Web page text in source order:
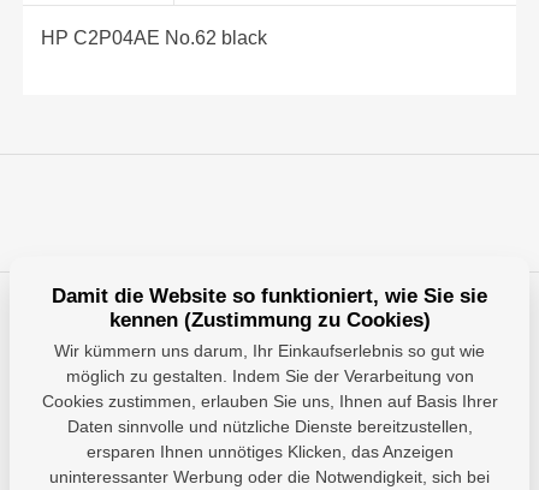
HP C2P04AE No.62 black
Haben Sie Fragen?
Wir geben Ihnen Antworten und helfen Ihnen, die am besten
geeignete Lösung zu finden.
info@damedis.cz
Damit die Website so funktioniert, wie Sie sie
kennen (Zustimmung zu Cookies)
Wir kümmern uns darum, Ihr Einkaufserlebnis so gut wie
möglich zu gestalten. Indem Sie der Verarbeitung von
Cookies zustimmen, erlauben Sie uns, Ihnen auf Basis Ihrer
Daten sinnvolle und nützliche Dienste bereitzustellen,
ersparen Ihnen unnötiges Klicken, das Anzeigen
uninteressanter Werbung oder die Notwendigkeit, sich bei